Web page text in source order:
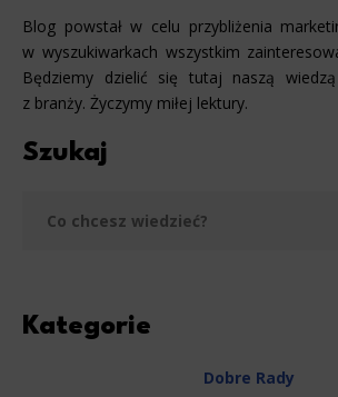
Blog powstał w celu przybliżenia
w wyszukiwarkach wszystkim
Będziemy dzielić się tutaj naszą
z branży. Życzymy miłej lektury.
Szukaj
Kategorie
Dobre Rady